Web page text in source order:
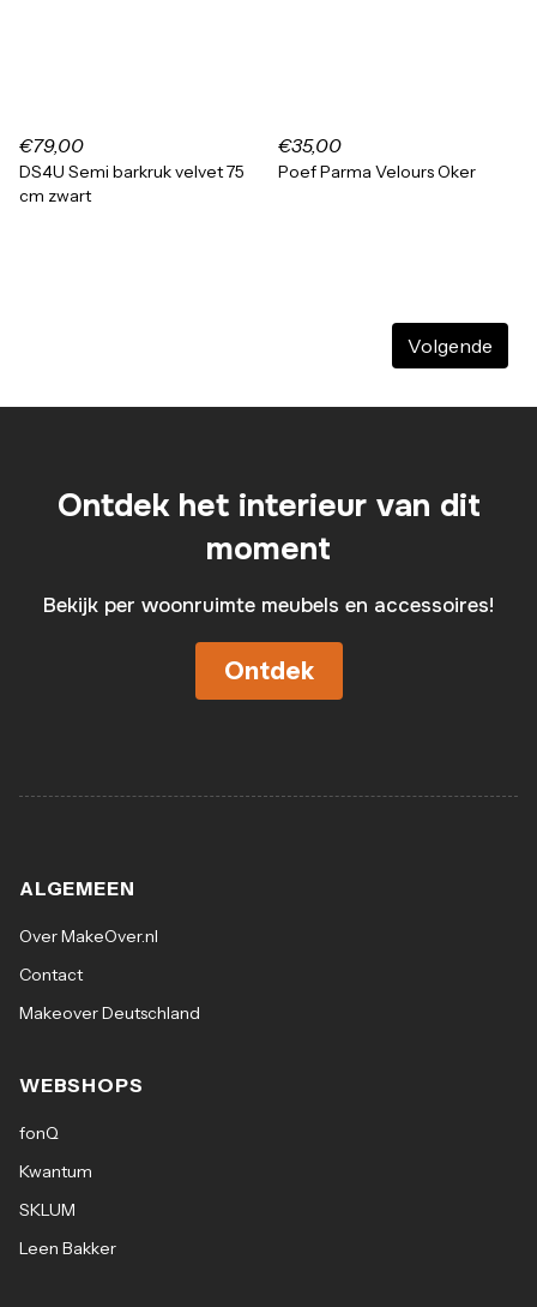
€79,00
DS4U Semi barkruk velvet 75
cm zwart
€35,00
Poef Parma Velours Oker
Volgende
Ontdek het interieur van dit
moment
Bekijk per woonruimte meubels en accessoires!
Ontdek
ALGEMEEN
Over MakeOver.nl
Contact
Makeover Deutschland
WEBSHOPS
fonQ
Kwantum
SKLUM
Leen Bakker